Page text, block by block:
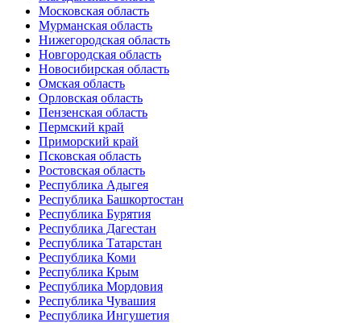
Московская область
Мурманская область
Нижегородская область
Новгородская область
Новосибирская область
Омская область
Орловская область
Пензенская область
Пермский край
Приморский край
Псковская область
Ростовская область
Республика Адыгея
Республика Башкортостан
Республика Бурятия
Республика Дагестан
Республика Татарстан
Республика Коми
Республика Крым
Республика Мордовия
Республика Чувашия
Республика Ингушетия